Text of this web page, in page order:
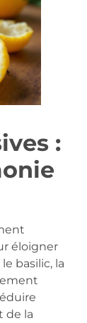
:
éloigner
basilic, la
de la